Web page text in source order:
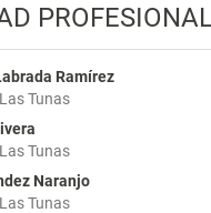
Ramírez
Tunas
Tunas
Naranjo
Tunas